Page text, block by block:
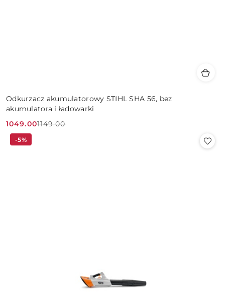
Odkurzacz akumulatorowy STIHL SHA 56, bez
akumulatora i ładowarki
Cena
promocyjna:
1049.00
Cena
przed
1149.00
-5%